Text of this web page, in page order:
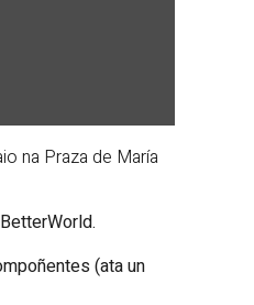
na Praza de María
(ata un